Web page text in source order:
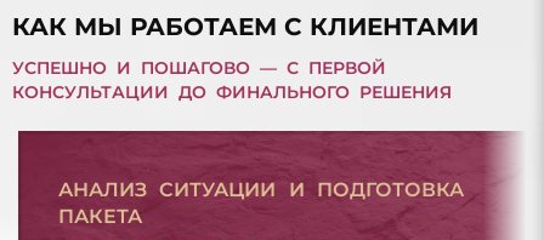
КАК МЫ РАБОТАЕМ С КЛИЕНТАМИ
УСПЕШНО И ПОШАГОВО — С ПЕРВОЙ
КОНСУЛЬТАЦИИ ДО ФИНАЛЬНОГО РЕШЕНИЯ
АНАЛИЗ СИТУАЦИИ И ПОДГОТОВКА
ПАКЕТА